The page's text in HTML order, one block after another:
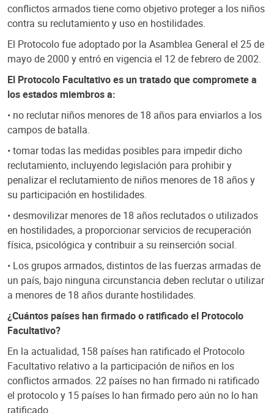
conflictos armados tiene como objetivo proteger a los niños
contra su reclutamiento y uso en hostilidades.
El Protocolo fue adoptado por la Asamblea General el 25 de
mayo de 2000 y entró en vigencia el 12 de febrero de 2002.
El Protocolo Facultativo es un tratado que compromete a
los estados miembros a:
• no reclutar niños menores de 18 años para enviarlos a los
campos de batalla.
• tomar todas las medidas posibles para impedir dicho
reclutamiento, incluyendo legislación para prohibir y
penalizar el reclutamiento de niños menores de 18 años y
su participación en hostilidades.
• desmovilizar menores de 18 años reclutados o utilizados
en hostilidades, a proporcionar servicios de recuperación
física, psicológica y contribuir a su reinserción social.
• Los grupos armados, distintos de las fuerzas armadas de
un país, bajo ninguna circunstancia deben reclutar o utilizar
a menores de 18 años durante hostilidades.
¿Cuántos países han firmado o ratificado el Protocolo
Facultativo?
En la actualidad, 158 países han ratificado el Protocolo
Facultativo relativo a la participación de niños en los
conflictos armados. 22 países no han firmado ni ratificado
el protocolo y 15 países lo han firmado pero aún no lo han
ratificado .